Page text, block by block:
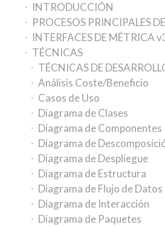
INTRODUCCIÓN
PROCESOS PRINCIPALES
INTERFACES DE MÉTRICA
TÉCNICAS
TÉCNICAS DE
Análisis Coste/Beneficio
Casos de Uso
Diagrama de Clases
Diagrama de Componentes
Diagrama de
Diagrama de Despliegue
Diagrama de Estructura
Diagrama de Flujo de Datos
Diagrama de Interacción
Diagrama de Paquetes